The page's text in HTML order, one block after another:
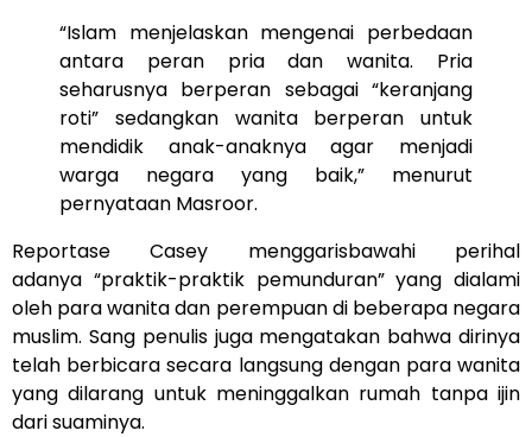
“Islam menjelaskan mengenai perbedaan
antara peran pria dan wanita. Pria
seharusnya berperan sebagai “keranjang
roti” sedangkan wanita berperan untuk
mendidik anak-anaknya agar menjadi
warga negara yang baik,” menurut
pernyataan Masroor.
Reportase Casey menggarisbawahi perihal
adanya “praktik-praktik pemunduran” yang dialami
oleh para wanita dan perempuan di beberapa negara
muslim. Sang penulis juga mengatakan bahwa dirinya
telah berbicara secara langsung dengan para wanita
yang dilarang untuk meninggalkan rumah tanpa ijin
dari suaminya.